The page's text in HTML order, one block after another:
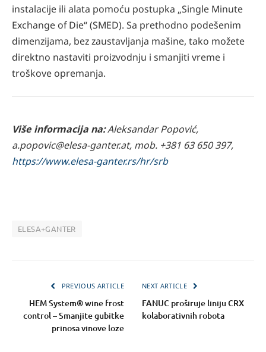
instalacije ili alata pomoću postupka „Single Minute
Exchange of Die“ (SMED). Sa prethodno podešenim
dimenzijama, bez zaustavljanja mašine, tako možete
direktno nastaviti proizvodnju i smanjiti vreme i
troškove opremanja.
Više informacija na:Aleksandar Popović,
a.popovic@elesa-ganter.at, mob. +381 63 650 397,
https://www.elesa-ganter.rs/hr/srb
ELESA+GANTER
PREVIOUS ARTICLE
HEM System® wine frost
control – Smanjite gubitke
prinosa vinove loze
NEXT ARTICLE
FANUC proširuje liniju CRX
kolaborativnih robota